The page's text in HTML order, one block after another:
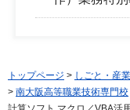
トップページ > しごと・産業
> 南大阪高等職業技術専門校